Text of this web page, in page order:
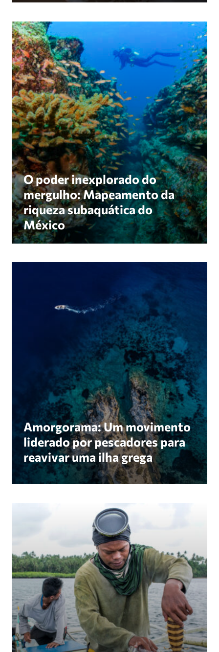
O poder inexplorado do mergulho: Mapeamento
O poder inexplorado do
mergulho: Mapeamento da
riqueza subaquática do
México
Amorgorama: Um movimento
liderado por pescadores para
reavivar uma ilha grega
Do risco político ao poder político: A visão